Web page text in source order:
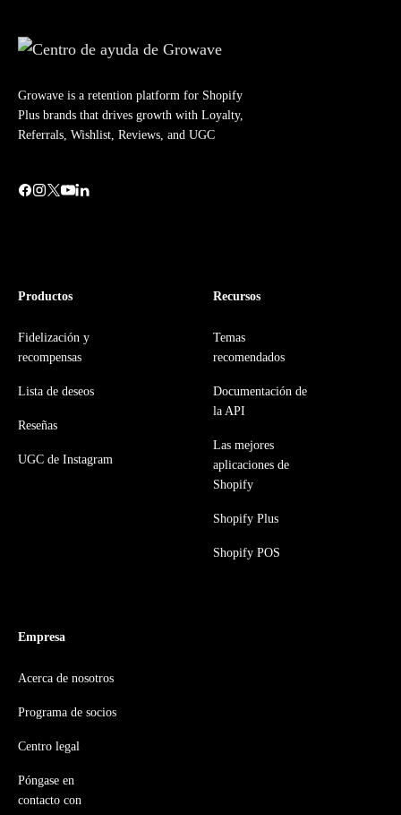
Growave is a retention platform for Shopify
Plus brands that drives growth with Loyalty,
Referrals, Wishlist, Reviews, and UGC
Productos
Fidelización y
recompensas
Lista de deseos
Reseñas
UGC de Instagram
Recursos
Temas
recomendados
Documentación de
la API
Las mejores
aplicaciones de
Shopify
Shopify Plus
Shopify POS
Empresa
Acerca de nosotros
Programa de socios
Centro legal
Póngase en
contacto con